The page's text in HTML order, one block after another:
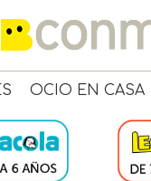
OCIO EN CASA